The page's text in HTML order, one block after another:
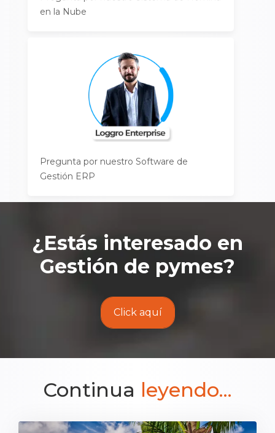
en la Nube
Pregunta por nuestro Software de
Gestión ERP
¿Estás interesado en
Gestión de pymes?
Click aquí
Continua leyendo...